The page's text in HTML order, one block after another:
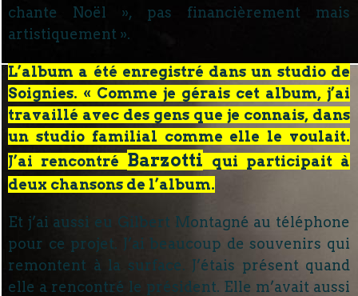
chante Noël », pas financièrement mais
artistiquement ».
L’album a été enregistré dans un studio de
Soignies. « Comme je gérais cet album, j’ai
travaillé avec des gens que je connais, dans
un studio familial comme elle le voulait.
J’ai rencontré Barzotti qui participait à
deux chansons de l’album.
Et j’ai aussi eu Gilbert Montagné au téléphone
pour ce projet. J’ai beaucoup de souvenirs qui
remontent à la surface. J’étais présent quand
elle a rencontré le président. Elle m’avait aussi